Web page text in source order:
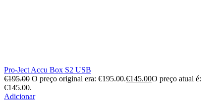
Pro-Ject Accu Box S2 USB
€195.00 O preço original era: €195.00.€145.00O preço atual é:
€145.00.
Adicionar